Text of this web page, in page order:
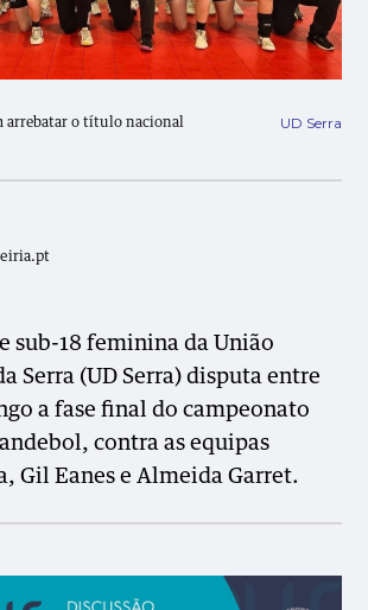
arrebatar o título nacional UD Serra
sub-18 feminina da União
Serra (UD Serra) disputa entre
a fase final do campeonato
contra as equipas
Gil Eanes e Almeida Garret.